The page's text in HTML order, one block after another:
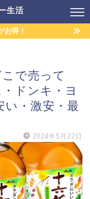
生活
お得！
で売って
ドンキ・ヨ
い・激安・最
2024年5月22日